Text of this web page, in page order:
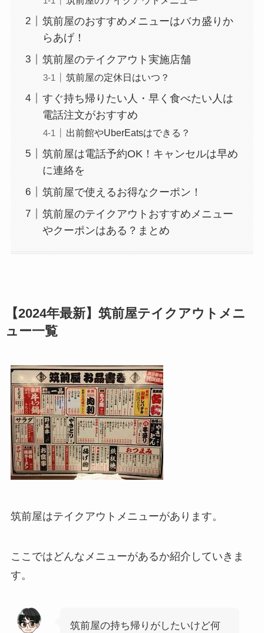
筑前屋のおすすめメニューはバカ盛りか
らあげ！
筑前屋のテイクアウト実施店舗
筑前屋の定休日はいつ？
すぐ持ち帰りたい人・早く食べたい人は
電話注文がおすすめ
出前館やUberEatsはできる？
筑前屋は電話予約OK！キャンセルは早め
に連絡を
筑前屋で使えるお得なクーポン！
筑前屋のテイクアウトおすすめメニュー
やクーポンはある？まとめ
【2024年最新】筑前屋テイクアウトメニ
ュー一覧
筑前屋はテイクアウトメニューがあります。
ここではどんなメニューがあるか紹介していきま
す。
筑前屋の持ち帰りがしたいけど何